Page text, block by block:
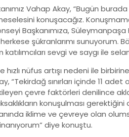
Vahap Akay, “Bugün
konuşacağız.
Başkanımıza, Süleymanpaşa
şükranlarımı sunuyorum.
sevgi ve saygı ile
nüfus artışı nedeni ile
“Tekirdağ sınırları içinde 11
çevre faktörleri denilince
konuşulması gerektiğini
iklime ve çevreye olan
diye konuştu.